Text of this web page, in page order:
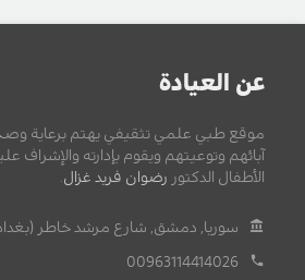
عن العيادة
موقع طبي علمي تثقيفي يهتم برعاية
آبائهم وتوعيتهم ويقوم بإدارته والإشراف
الأطفال الدكتور رضوان فريد غزال.
سوريا, دمشق, شارع مرشد خاطر
00963114414026